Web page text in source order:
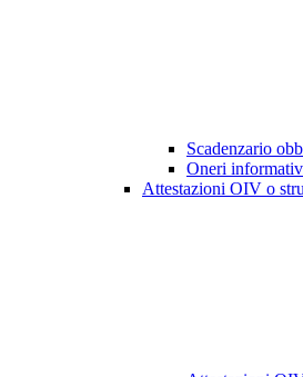
Scadenzario
Oneri
Attestazioni OIV o